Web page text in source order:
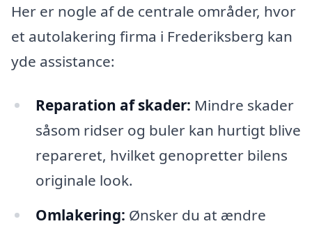
Her er nogle af de centrale områder, hvor
et autolakering firma i Frederiksberg kan
yde assistance:
Reparation af skader: Mindre skader
såsom ridser og buler kan hurtigt blive
repareret, hvilket genopretter bilens
originale look.
Omlakering: Ønsker du at ændre